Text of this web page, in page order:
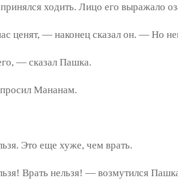
ходить. Лицо его выражало
ценят, — наконец сказал он. — Но
— сказал Пашка.
Мананам.
Это еще хуже, чем врать.
Врать нельзя! — возмутился